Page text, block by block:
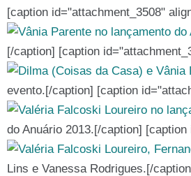
[caption id="attachment_3508"
[/caption] [caption
evento.[/caption] [caption
do Anuário 2013.[/caption]
Lins e Vanessa Rodrigues.[/